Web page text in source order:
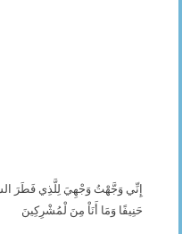
إِنِّي وَجَّهْتُ وَجْهِيَ لِلَّذِي فَطَرَ
حَنِيفًا وَمَا أَنَاْ مِنَ لْمُشْرِكِينَ